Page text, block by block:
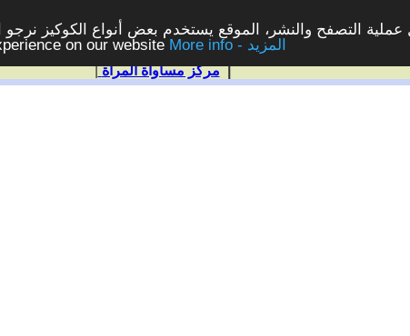
التصفح والنشر، الموقع يستخدم بعض أنواع الكوكيز
on our website
More info - المزيد
| مركز مساواة المرأة|